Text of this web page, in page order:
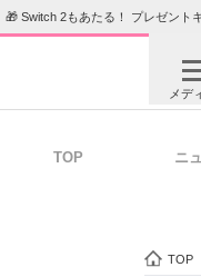
🎁 Switch 2もあたる！ プレゼント
メデ
TOP ニ
TOP